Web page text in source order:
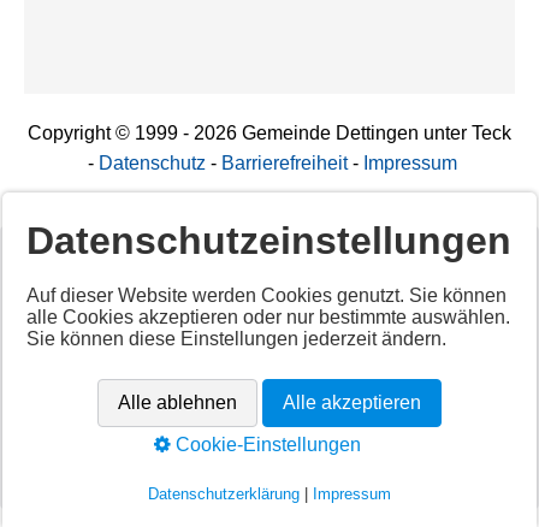
Copyright © 1999 - 2026 Gemeinde Dettingen unter Teck
- Datenschutz- Barrierefreiheit- Impressum
Deaktiviertes Script!
Aktivieren Sie alle Cookies per Klick auf "Alle akzeptieren"
um diesen Inhalt anzuzeigen.
Anbieter: Unbekannt
https://app.cituro.com/booking-widget
Alle akzeptieren
Datenschutzeinstellungen
Auf dieser Website werden Cookies genutzt. Sie können
alle Cookies akzeptieren oder nur bestimmte auswählen.
Sie können diese Einstellungen jederzeit ändern.
Alle ablehnen Alle akzeptieren
Cookie-Einstellungen
Datenschutzerklärung| Impressum